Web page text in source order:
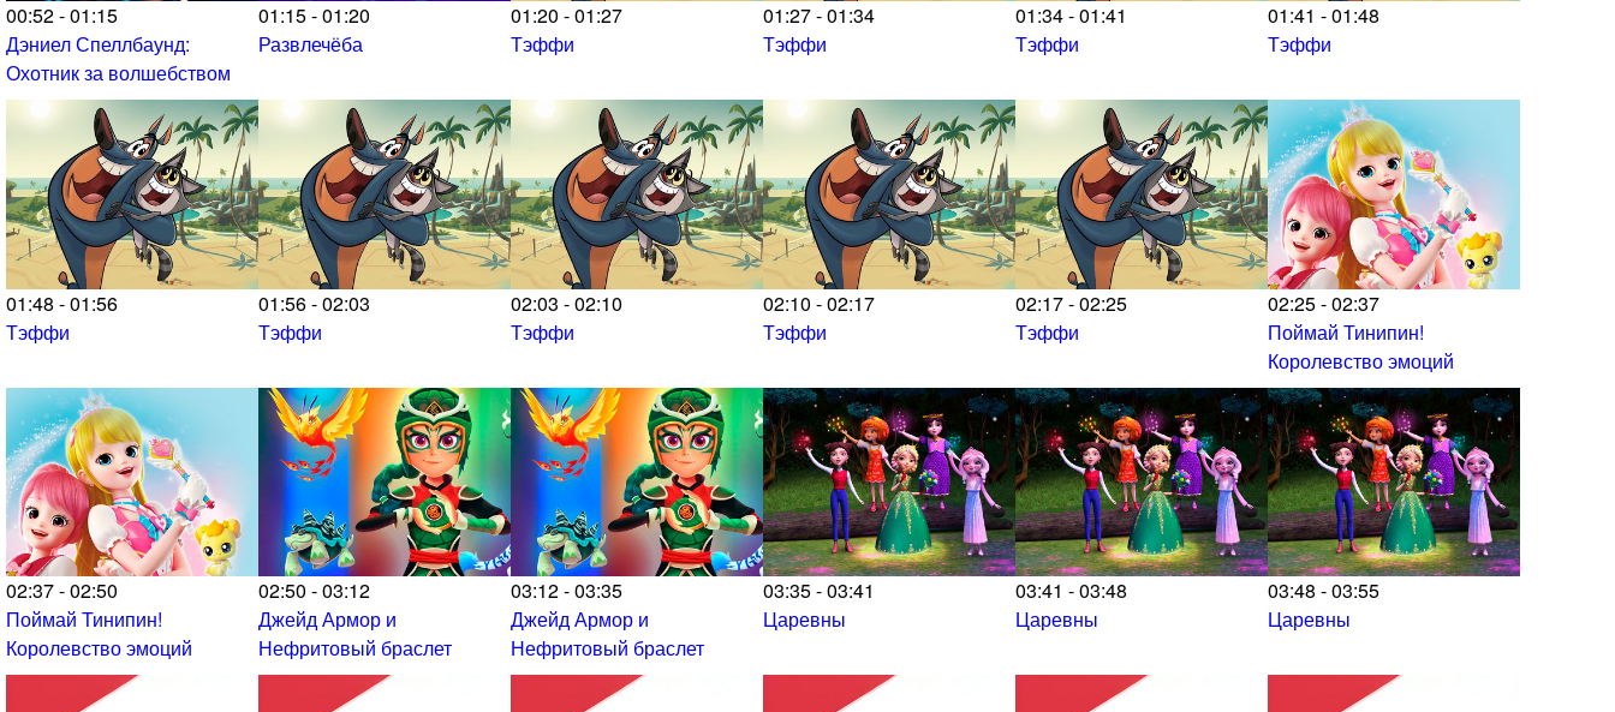
00:52 - 01:15
Дэниел Спеллбаунд:
Охотник за волшебством
01:15 - 01:20
Развлечёба
01:20 - 01:27
Тэффи
01:27 - 01:34
Тэффи
01:34 - 01:41
Тэффи
01:41 - 01:48
Тэффи
01:48 - 01:56
Тэффи
01:56 - 02:03
Тэффи
02:03 - 02:10
Тэффи
02:10 - 02:17
Тэффи
02:17 - 02:25
Тэффи
02:25 - 02:37
Поймай Тинипин!
Королевство эмоций
02:37 - 02:50
Поймай Тинипин!
Королевство эмоций
02:50 - 03:12
Джейд Армор и
Нефритовый браслет
03:12 - 03:35
Джейд Армор и
Нефритовый браслет
03:35 - 03:41
Царевны
03:41 - 03:48
Царевны
03:48 - 03:55
Царевны